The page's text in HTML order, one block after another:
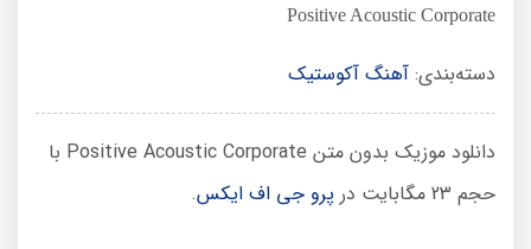
Positive Acoustic Corporate
دسته‌بندی: آهنگ آکوستیک
دانلود موزیک بدون متن Positive Acoustic Corporate با
حجم 23 مگابایت در
پرو جی اف ایکس.